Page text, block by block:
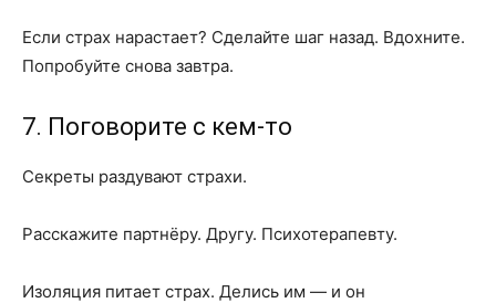
Если страх нарастает? Сделайте шаг назад. Вдохните.
Попробуйте снова завтра.
7. Поговорите с кем-то
Секреты раздувают страхи.
Расскажите партнёру. Другу. Психотерапевту.
Изоляция питает страх. Делись им — и он